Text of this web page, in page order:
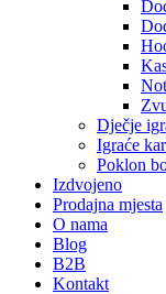
Dječje
Igraće
Poklon
Izdvojeno
Prodajna mjesta
O nama
Blog
B2B
Kontakt